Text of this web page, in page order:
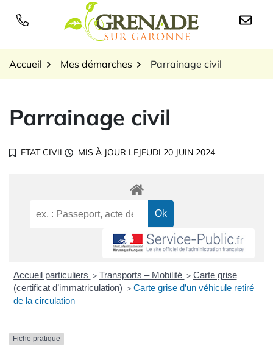
Logo Grenade sur
Accueil Mes démarches Parrainage civil
Parrainage civil
ETAT CIVIL MIS À JOUR LEJEUDI 20 JUIN 2024
Accueil particuliers > Transports – Mobilité > Carte grise
(certificat d’immatriculation) > Carte grise d’un véhicule retiré
de la circulation
Fiche pratique